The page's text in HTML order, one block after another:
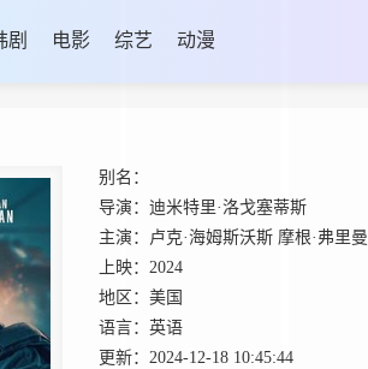
剧 电影 综艺 动漫
别名：
导演： 迪米特里·洛戈塞蒂斯
主演： 卢克·海姆斯沃斯 摩根·弗里曼
上映： 2024
地区： 美国
语言： 英语
更新： 2024-12-18 10:45:44